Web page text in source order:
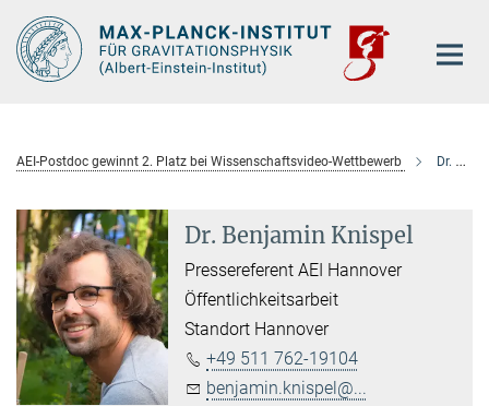
Hauptinhalt
AEI-Postdoc gewinnt 2. Platz bei Wissenschaftsvideo-Wettbewerb Dr. Benjamin Knispel
Dr. Benjamin Knispel
Pressereferent AEI Hannover
Öffentlichkeitsarbeit
Standort Hannover
+49 511 762-19104
benjamin.knispel@...